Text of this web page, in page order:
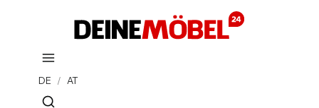
DE / AT
Suchmaschine öffnen